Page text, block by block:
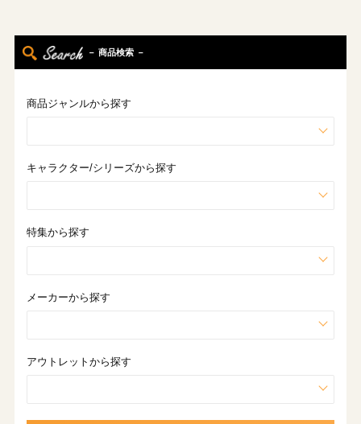
－ 商品検索 －
商品ジャンルから探す
キャラクター/シリーズから探す
特集から探す
メーカーから探す
アウトレットから探す